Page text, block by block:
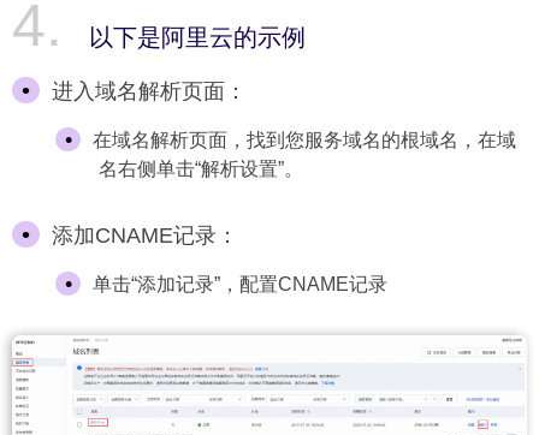
以下是阿里云的示例
进入域名解析页面：
在域名解析页面，找到您服务域名的根域名，在域
名右侧单击“解析设置”。
添加CNAME记录：
单击“添加记录”，配置CNAME记录